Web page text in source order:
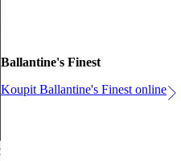
Ballantine's Finest
Koupit Ballantine's Finest online